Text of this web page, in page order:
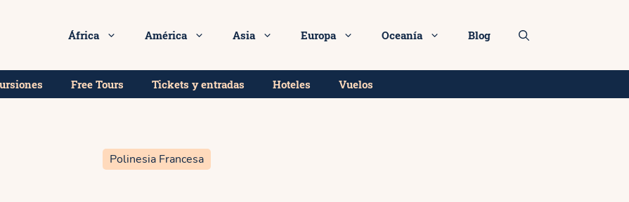
África América Asia Europa Oceanía Blog
Free Tours Tickets y entradas Hoteles Vuelos
Polinesia Francesa